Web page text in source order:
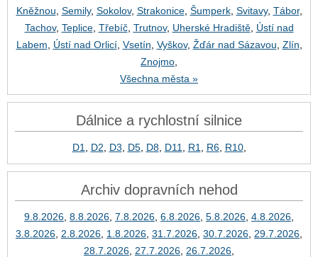
Kněžnou Semily, Sokolov, Strakonice, Šumperk, Svitavy, Tábor,
Tachov, Teplice, Třebíč, Trutnov, Uherské Hradiště, Ústí nad
Labem
Ústí nad Orlicí, Vsetín Vyškov, Žďár nad Sázavou Zlín
Znojmo
Všechna města »
Dálnice a rychlostní silnice
D1 D2 D3 D5, D8, D11 R1 R6, R10,
Archiv dopravních nehod
9.8.2026 8.8.2026 7.8.2026 6.8.2026 5.8.2026 4.8.2026
3.8.2026 2.8.2026 1.8.2026 31.7.2026 30.7.2026 29.7.2026
28.7.2026 27.7.2026 26.7.2026